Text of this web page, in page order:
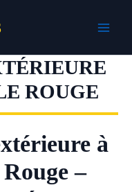
ROUGE
à
–